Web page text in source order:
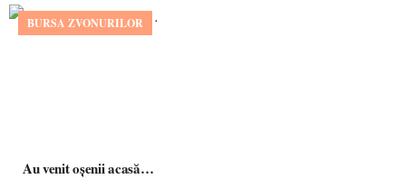
BURSA ZVONURILOR
Au venit oșenii acasă…